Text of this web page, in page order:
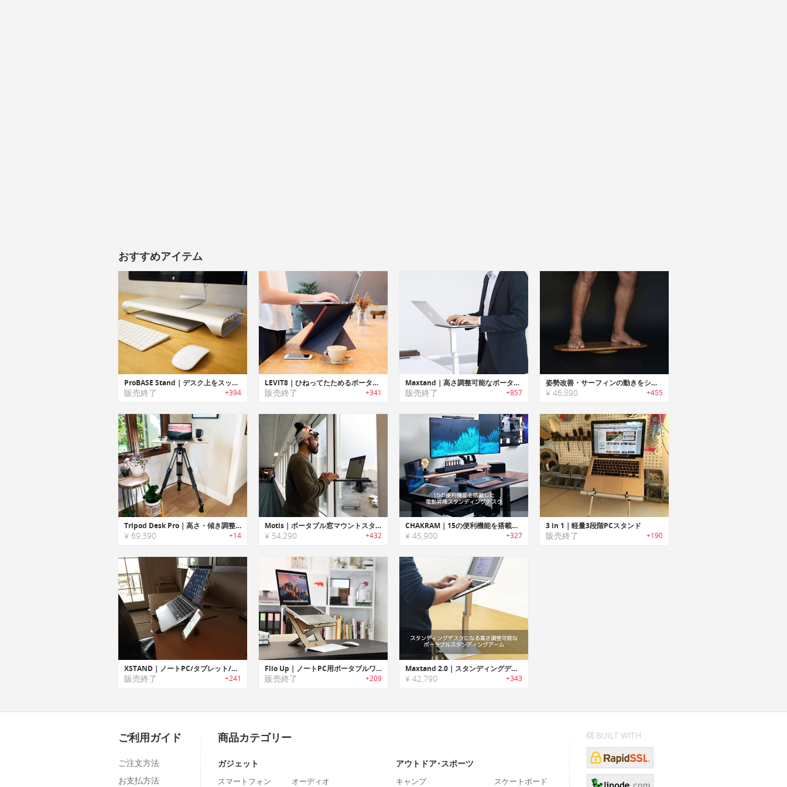
おすすめアイテム
ProBASE Stand｜デスク上をスッキリと整頓するUSB-C /USBハブ内蔵アルミニウム製スタンド「プロベース」
販売終了 +394
LEVIT8｜ひねってたためるポータブルスタンディングデスク「レビティー8」
販売終了 +341
Maxtand｜高さ調整可能なポータブルスタンディングアーム「マックスタンド」
販売終了 +857
姿勢改善・サーフィンの動きをシミュレーションするスタンディングデスク用ボード
¥ 46,890 +455
Tripod Desk Pro｜高さ・傾き調整可能なポータブルな三脚スタンディングデスク
¥ 69,390 +14
Motis｜ポータブル窓マウントスタンディングデスク＆ノートPCスタンド「モーティス」
¥ 54,290 +432
CHAKRAM｜15の便利機能を搭載した電動昇降スタンディングデスク「チャクラム」
¥ 45,900 +327
3 in 1｜軽量3段階PCスタンド
販売終了 +190
XSTAND｜ノートPC/タブレット/スマホを取付可能なエルゴデザインユニバーサルスタンド「エックススタンド」
販売終了 +241
Flio Up｜ノートPC用ポータブルワークステーション「フリオアップ」
販売終了 +209
Maxtand 2.0｜スタンディングデスクになる高さ調整可能なポータブルスタンディングアーム「マックスタンド2.0」
¥ 42,790 +343
ご利用ガイド
ご注文方法
お支払方法
商品カテゴリー
ガジェット
スマートフォン オーディオ
アウトドア･スポーツ
キャンプ スケートボード
BUILT WITH